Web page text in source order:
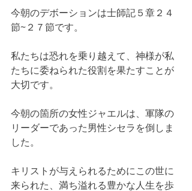
今朝のデボーションは士師記５章２４
節~２７節です。
私たちは恐れを乗り越えて、神様が私
たちに委ねられた役割を果たすことが
大切です。
今朝の箇所の女性ジャエルは、軍隊の
リーダーであった男性シセラを倒しま
した。
キリストが与えられるためにこの世に
来られた、満ち溢れる豊かな人生を歩